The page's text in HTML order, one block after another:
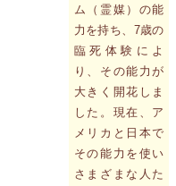
ム（霊媒）の能
力を持ち、7歳の
臨死体験によ
り、その能力が
大きく開花しま
した。現在、ア
メリカと日本で
その能力を使い
さまざまな人た